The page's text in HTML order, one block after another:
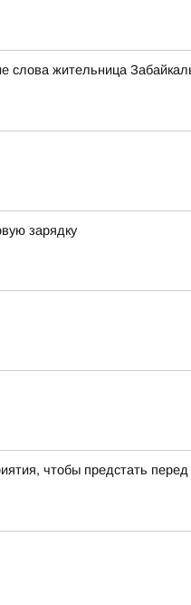
слова жительница
зарядку
чтобы предстать